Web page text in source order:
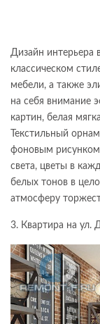
Дизайн интерьера
классическом
мебели, а также
на себя внимание
картин, белая
Текстильный
фоновым рисунком
света, цветы в
белых тонов в
атмосферу
3. Квартира на ул.